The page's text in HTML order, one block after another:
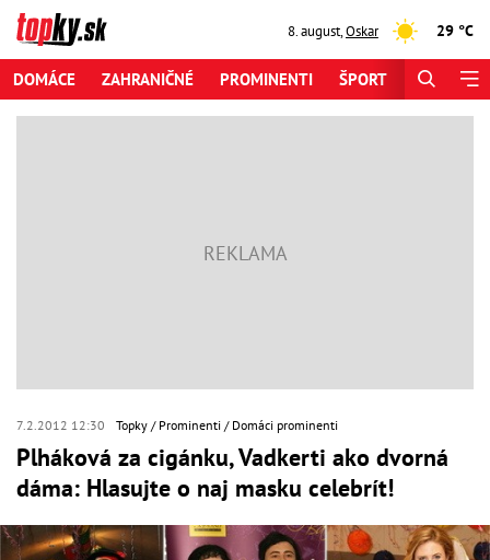
8. august,Oskar 29 °C
DOMÁCE ZAHRANIČNÉ PROMINENTI ŠPORT
7.2.2012 12:30 Topky Prominenti Domáci prominenti
Plháková za cigánku, Vadkerti ako dvorná
dáma: Hlasujte o naj masku celebrít!